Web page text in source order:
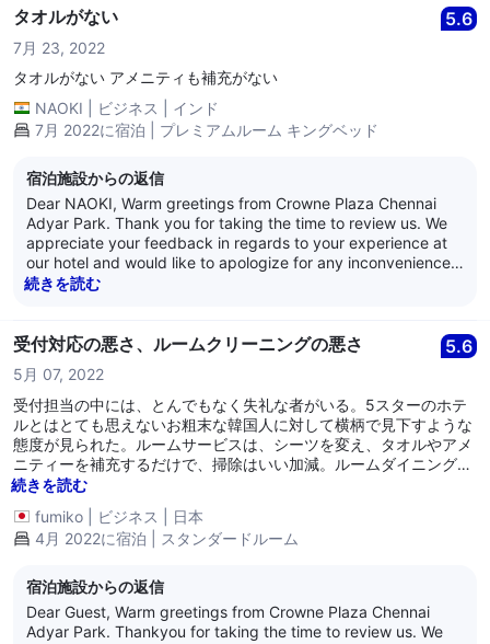
タオルがない 5.6
7月 23, 2022
タオルがない アメニティも補充がない
NAOKI
ビジネス
インド
7月 2022に宿泊 | プレミアムルーム キングベッド
宿泊施設からの返信
Dear NAOKI, Warm greetings from Crowne Plaza Chennai
Adyar Park. Thank you for taking the time to review us. We
appreciate your feedback in regards to your experience at
our hotel and would like to apologize for any inconvenience
caused. We have highlighted the issue to the relevant team
and operations. We eagerly look forward to hosting you
Regards, Anand Nair
続きを読む
受付対応の悪さ、ルームクリーニングの悪さ 5.6
5月 07, 2022
受付担当の中には、とんでもなく失礼な者がいる。5スターのホテ
ルとはとても思えないお粗末な韓国人に対して横柄で見下すような
態度が見られた。ルームサービスは、シーツを変え、タオルやアメ
ニティーを補充するだけで、掃除はいい加減。ルームダイニングの
食事はおいしかった。
続きを読む
fumiko
ビジネス
日本
4月 2022に宿泊 | スタンダードルーム
宿泊施設からの返信
Dear Guest, Warm greetings from Crowne Plaza Chennai
Adyar Park. Thankyou for taking the time to review us. We